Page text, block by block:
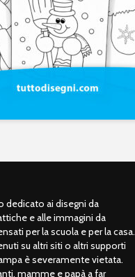
dedicato ai disegni da
e alle immagini da
per la scuola e per la casa.
su altri siti o altri supporti
è severamente vietata.
mamme e papà a far